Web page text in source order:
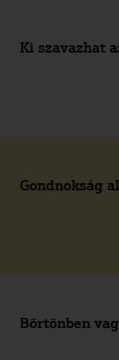
Ki szavazhat
Gondnokság
Börtönben